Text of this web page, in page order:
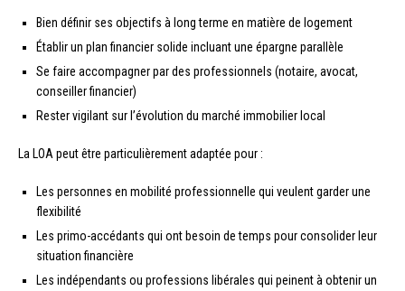
Bien définir ses objectifs à long terme en matière de logement
Établir un plan financier solide incluant une épargne parallèle
Se faire accompagner par des professionnels (notaire, avocat,
conseiller financier)
Rester vigilant sur l’évolution du marché immobilier local
La LOA peut être particulièrement adaptée pour :
Les personnes en mobilité professionnelle qui veulent garder une
flexibilité
Les primo-accédants qui ont besoin de temps pour consolider leur
situation financière
Les indépendants ou professions libérales qui peinent à obtenir un